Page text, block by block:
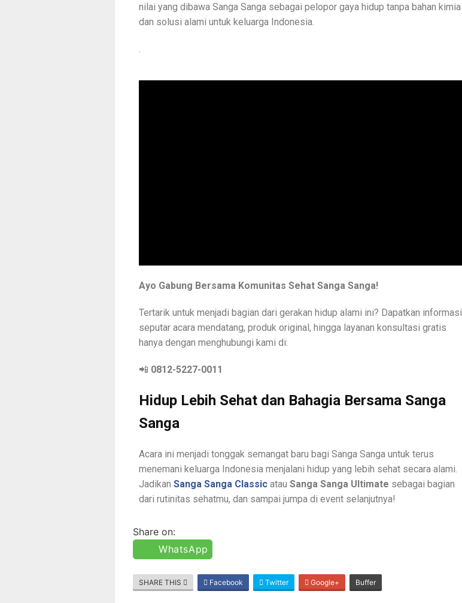
nilai yang dibawa Sanga Sanga sebagai pelopor gaya hidup tanpa bahan kimia
dan solusi alami untuk keluarga Indonesia.
.
Ayo Gabung Bersama Komunitas Sehat Sanga Sanga!
Tertarik untuk menjadi bagian dari gerakan hidup alami ini? Dapatkan informasi
seputar acara mendatang, produk original, hingga layanan konsultasi gratis
hanya dengan menghubungi kami di:
📲 0812-5227-0011
Hidup Lebih Sehat dan Bahagia Bersama Sanga
Sanga
Acara ini menjadi tonggak semangat baru bagi Sanga Sanga untuk terus
menemani keluarga Indonesia menjalani hidup yang lebih sehat secara alami.
Jadikan Sanga Sanga Classic atau Sanga Sanga Ultimate sebagai bagian
dari rutinitas sehatmu, dan sampai jumpa di event selanjutnya!
Share on:
WhatsApp
SHARE THIS Facebook Twitter Google+ Buffer